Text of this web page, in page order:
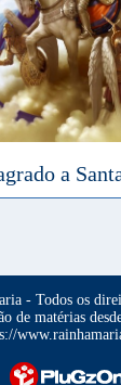
a
- Todos os
de matérias